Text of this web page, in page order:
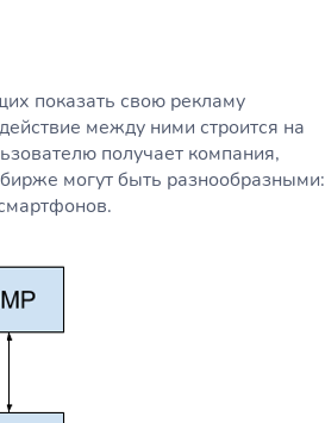
показать свою рекламу
между ними строится на
получает компания,
могут быть разнообразными: